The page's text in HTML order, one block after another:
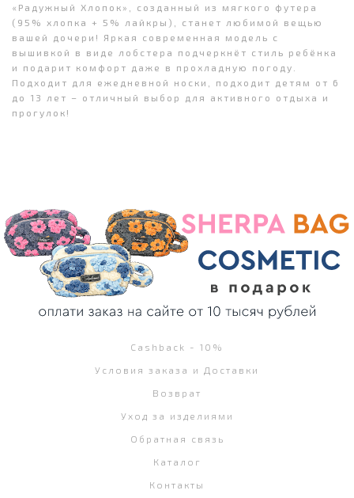
«Радужный Хлопок», созданный из мягкого футера
(95% хлопка + 5% лайкры), станет любимой вещью
вашей дочери! Яркая современная модель с
вышивкой в виде лобстера подчеркнёт стиль ребёнка
и подарит комфорт даже в прохладную погоду.
Подходит для ежедневной носки, подходит детям от 6
до 13 лет – отличный выбор для активного отдыха и
прогулок!
Cashback - 10%
Условия заказа и Доставки
Возврат
Уход за изделиями
Обратная связь
Каталог
Контакты